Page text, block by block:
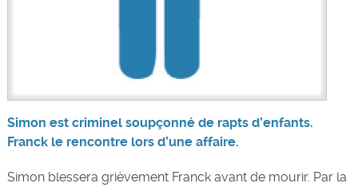
Simon est criminel soupçonné de rapts d’enfants.
Franck le rencontre lors d’une affaire.
Simon blessera grièvement Franck avant de mourir. Par la